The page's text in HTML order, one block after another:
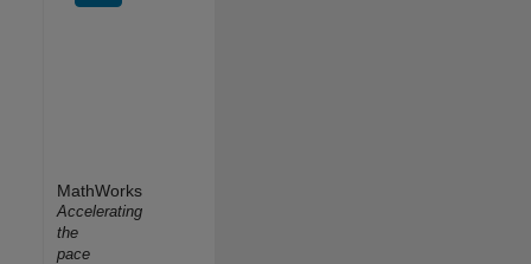
MathWorks
Accelerating
the
pace